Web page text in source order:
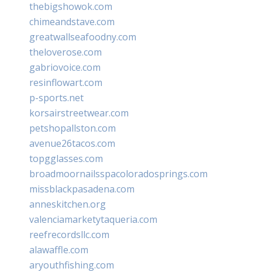
thebigshowok.com
chimeandstave.com
greatwallseafoodny.com
theloverose.com
gabriovoice.com
resinflowart.com
p-sports.net
korsairstreetwear.com
petshopallston.com
avenue26tacos.com
topgglasses.com
broadmoornailsspacoloradosprings.com
missblackpasadena.com
anneskitchen.org
valenciamarketytaqueria.com
reefrecordsllc.com
alawaffle.com
aryouthfishing.com